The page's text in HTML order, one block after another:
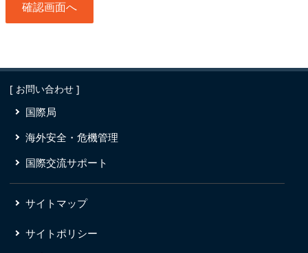
[ お問い合わせ ]
国際局
海外安全・危機管理
国際交流サポート
サイトマップ
サイトポリシー